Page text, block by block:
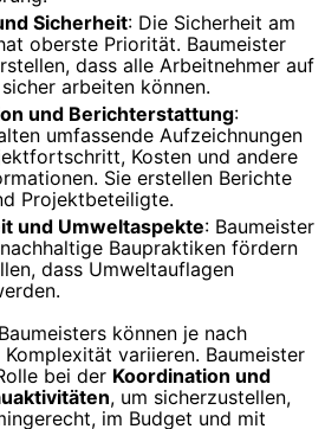
Sicherheit: Die Sicherheit am
oberste Priorität. Baumeister
dass alle Arbeitnehmer auf
arbeiten können.
und Berichterstattung:
umfassende Aufzeichnungen
Kosten und andere
Sie erstellen Berichte
Projektbeteiligte.
und Umweltaspekte: Baumeister
Baupraktiken fördern
dass Umweltauflagen
können je nach
variieren. Baumeister
bei der Koordination und
, um sicherzustellen,
im Budget und mit